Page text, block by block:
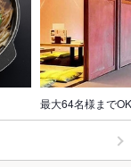
最大64名様まで